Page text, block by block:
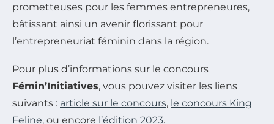
prometteuses pour les femmes entrepreneures,
bâtissant ainsi un avenir florissant pour
l’entrepreneuriat féminin dans la région.
Pour plus d’informations sur le concours
Fémin’Initiatives, vous pouvez visiter les liens
suivants : article sur le concours, le concours King
Feline, ou encore l’édition 2023.